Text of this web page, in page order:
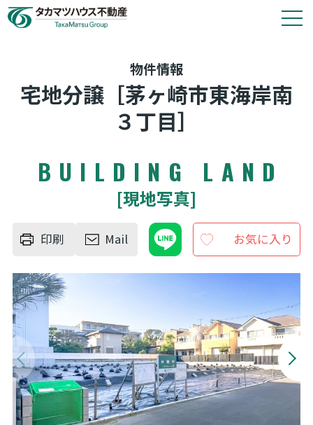
会社情報
タカマツハウス分譲物件のご案内や各種お手続き
は、タカマツハウス不動産株式会社が窓口として
お問い合わせ
物件情報
宅地分譲［茅ヶ崎市東海岸南
３丁目］
BUILDING LAND
[現地写真]
印刷 Mail お気に入り